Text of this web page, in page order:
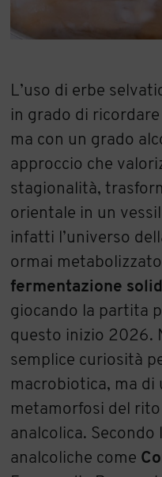
L’uso di erbe
in grado di
ma con un grado
approccio che
stagionalità,
orientale in un
infatti l’universo
ormai
fermentazione
giocando la partita
questo inizio 2026.
semplice curiosità
macrobiotica, ma di
metamorfosi del
analcolica. Secondo
analcoliche come